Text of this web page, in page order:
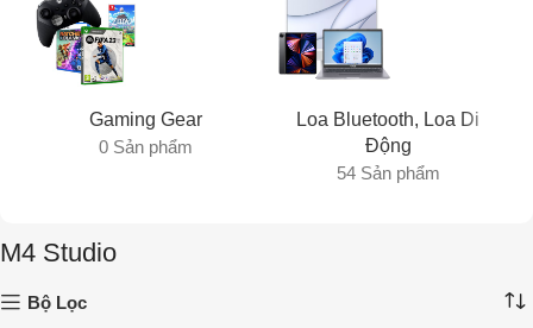
Gaming Gear
0 Sản phẩm
Loa Bluetooth, Loa Di
Động
54 Sản phẩm
M4 Studio
Bộ Lọc